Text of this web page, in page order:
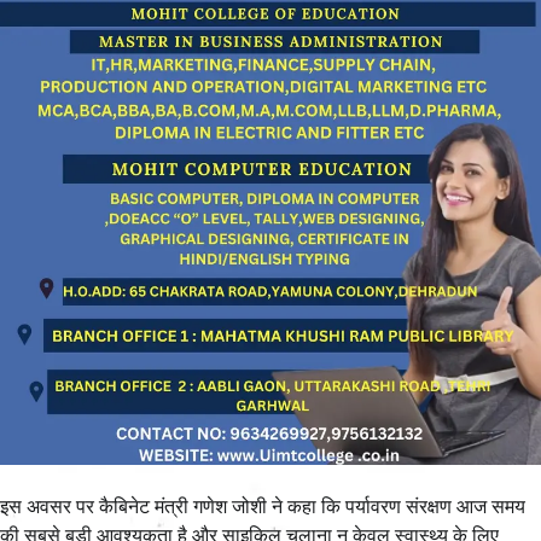
इस अवसर पर कैबिनेट मंत्री गणेश जोशी ने कहा कि पर्यावरण संरक्षण आज समय
की सबसे बड़ी आवश्यकता है और साइकिल चलाना न केवल स्वास्थ्य के लिए